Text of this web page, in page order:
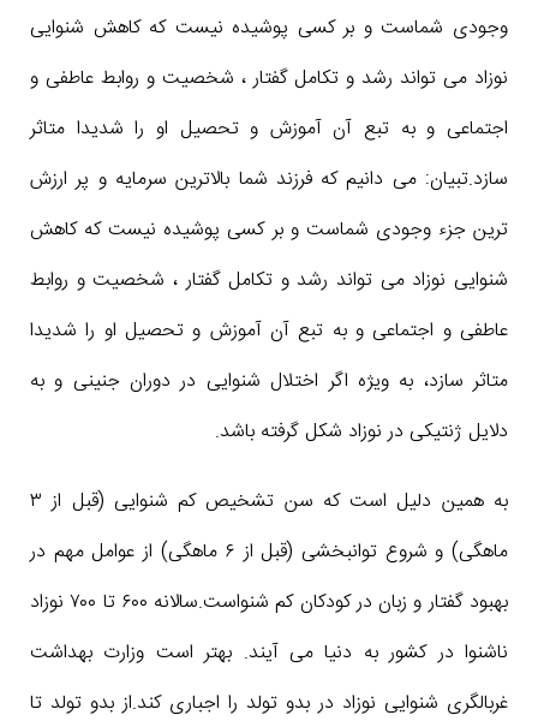
وجودی شماست و بر کسی پوشیده نیست که کاهش شنوایی
نوزاد می تواند رشد و تکامل گفتار ، شخصیت و روابط عاطفی و
اجتماعی و به تبع آن آموزش و تحصیل او را شدیدا متاثر
سازد.تبیان: می دانیم که فرزند شما بالاترین سرمایه و پر ارزش
ترین جزء وجودی شماست و بر کسی پوشیده نیست که کاهش
شنوایی نوزاد می تواند رشد و تکامل گفتار ، شخصیت و روابط
عاطفی و اجتماعی و به تبع آن آموزش و تحصیل او را شدیدا
متاثر سازد، به ویژه اگر اختلال شنوایی در دوران جنینی و به
دلایل ژنتیکی در نوزاد شکل گرفته باشد.
به همین دلیل است که سن تشخیص کم شنوایی (قبل از ۳
ماهگی) و شروع توانبخشی (قبل از ۶ ماهگی) از عوامل مهم در
بهبود گفتار و زبان در کودکان کم شنواست.سالانه ۶۰۰ تا ۷۰۰ نوزاد
ناشنوا در کشور به دنیا می آیند. بهتر است وزارت بهداشت
غربالگری شنوایی نوزاد در بدو تولد را اجباری کند.از بدو تولد تا